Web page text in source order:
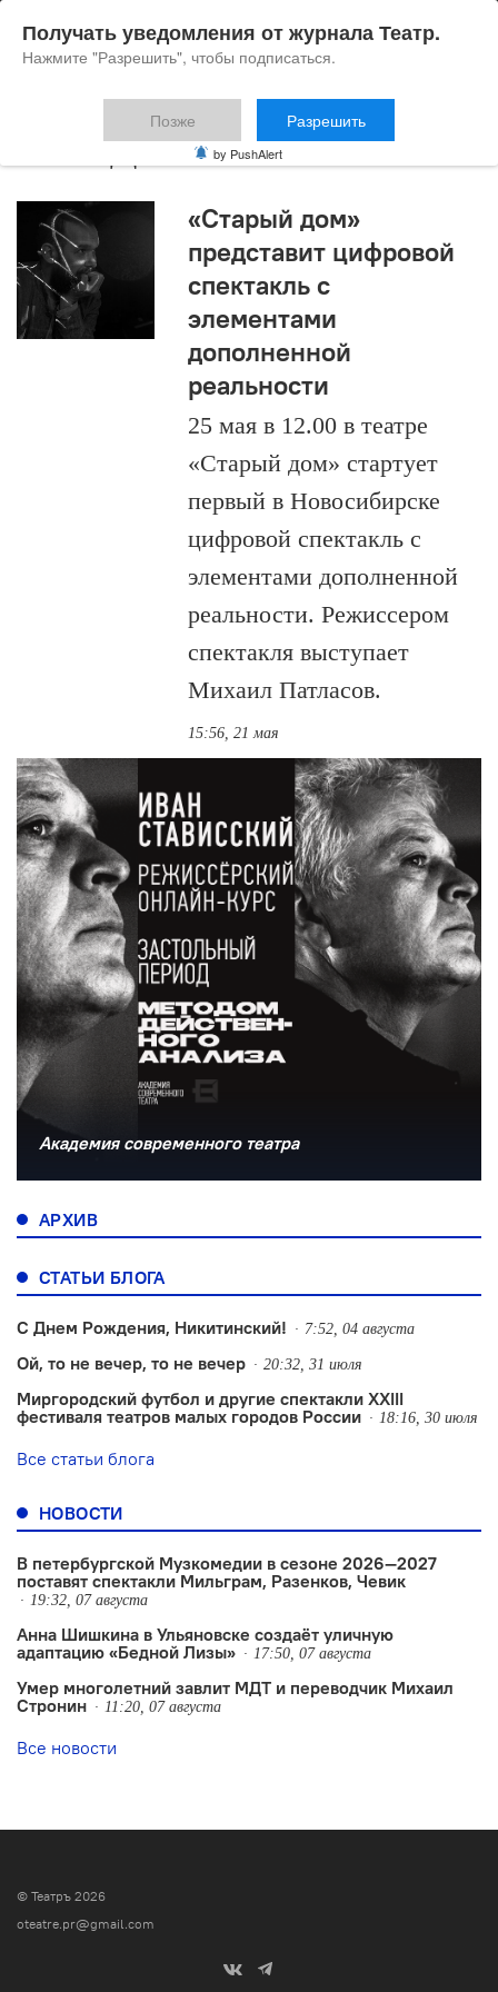
Янка Дягилева
«Старый дом»
представит цифровой
спектакль с
элементами
дополненной
реальности
25 мая в 12.00 в театре
«Старый дом» стартует
первый в Новосибирске
цифровой спектакль с
элементами дополненной
реальности. Режиссером
спектакля выступает
Михаил Патласов.
15:56, 21 мая
Академия современного театра
АРХИВ
СТАТЬИ БЛОГА
С Днем Рождения, Никитинский! 7:52, 04 августа
Ой, то не вечер, то не вечер 20:32, 31 июля
Миргородский футбол и другие спектакли XXIII
фестиваля театров малых городов России
18:16, 30 июля
Все статьи блога
НОВОСТИ
В петербургской Музкомедии в сезоне 2026—2027
поставят спектакли Мильграм, Разенков, Чевик
19:32, 07 августа
Анна Шишкина в Ульяновске создаëт уличную
адаптацию «Бедной Лизы»
17:50, 07 августа
Умер многолетний завлит МДТ и переводчик Михаил
Стронин
11:20, 07 августа
Все новости
© Театръ 2026
oteatre.pr@gmail.com
Получать уведомления от журнала Театр.
Нажмите "Разрешить", чтобы подписаться.
Позже Разрешить
by PushAlert